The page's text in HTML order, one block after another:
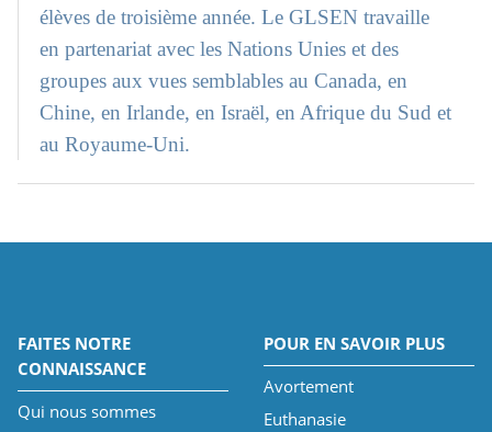
élèves de troisième année. Le GLSEN travaille
en partenariat avec les Nations Unies et des
groupes aux vues semblables au Canada, en
Chine, en Irlande, en Israël, en Afrique du Sud et
au Royaume-Uni.
FAITES NOTRE
CONNAISSANCE
Qui nous sommes
POUR EN SAVOIR PLUS
Avortement
Euthanasie